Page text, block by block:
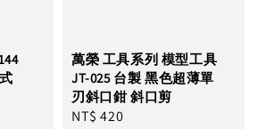
萬榮 工具系列 模型工具
JT-025 台製 黑色超薄單
刃斜口鉗 斜口剪
Regular
NT$ 420